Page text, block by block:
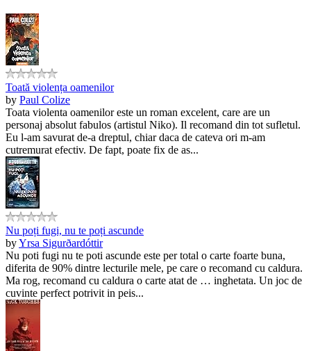
Toată violența oamenilor
by Paul Colize
Toata violenta oamenilor este un roman excelent, care are un
personaj absolut fabulos (artistul Niko). Il recomand din tot sufletul.
Eu l-am savurat de-a dreptul, chiar daca de cateva ori m-am
cutremurat efectiv. De fapt, poate fix de as...
Nu poți fugi, nu te poți ascunde
byYrsa Sigurðardóttir
Nu poti fugi nu te poti ascunde este per total o carte foarte buna,
diferita de 90% dintre lecturile mele, pe care o recomand cu caldura.
Ma rog, recomand cu caldura o carte atat de … inghetata. Un joc de
cuvinte perfect potrivit in peis...